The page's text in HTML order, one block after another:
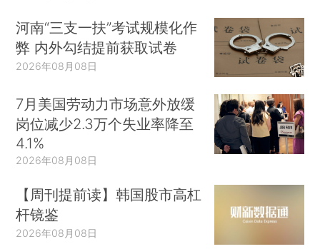
河南“三支一扶”考试规模化作
弊 内外勾结提前获取试卷
2026年08月08日
7月美国劳动力市场意外放缓
岗位减少2.3万个失业率降至
4.1%
2026年08月08日
【周刊提前读】韩国股市高杠
杆镜鉴
2026年08月08日